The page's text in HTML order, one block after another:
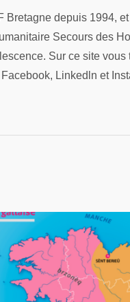
depuis 1994,
Secours des
Sur ce site
Linkedln et